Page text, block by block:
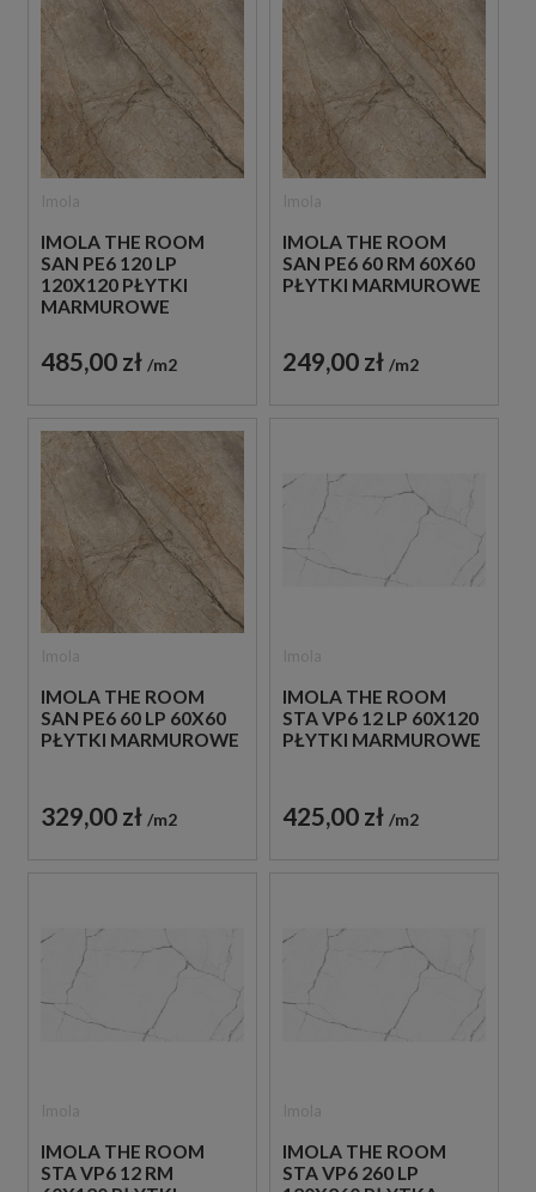
IMOLA THE ROOM
SAN PE6 120 LP
120X120 PŁYTKI
MARMUROWE
485,00 zł m2
IMOLA THE ROOM
SAN PE6 60 RM 60X60
PŁYTKI MARMUROWE
249,00 zł m2
IMOLA THE ROOM
SAN PE6 60 LP 60X60
PŁYTKI MARMUROWE
329,00 zł m2
IMOLA THE ROOM
STA VP6 12 LP 60X120
PŁYTKI MARMUROWE
425,00 zł m2
IMOLA THE ROOM
STA VP6 12 RM
IMOLA THE ROOM
STA VP6 260 LP